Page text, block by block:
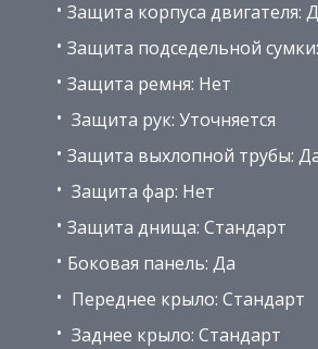
Защита корпуса двигателя:
Защита подседельной
Защита ремня: Нет
Защита рук: Уточняется
Защита выхлопной трубы:
Защита фар: Нет
Защита днища: Стандарт
Боковая панель: Да
Переднее крыло: Стандарт
Заднее крыло: Стандарт